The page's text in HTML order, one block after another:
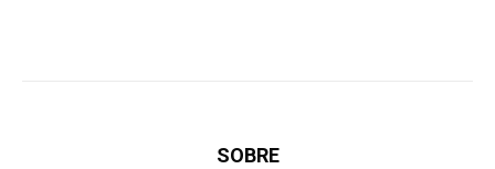
SOBRE